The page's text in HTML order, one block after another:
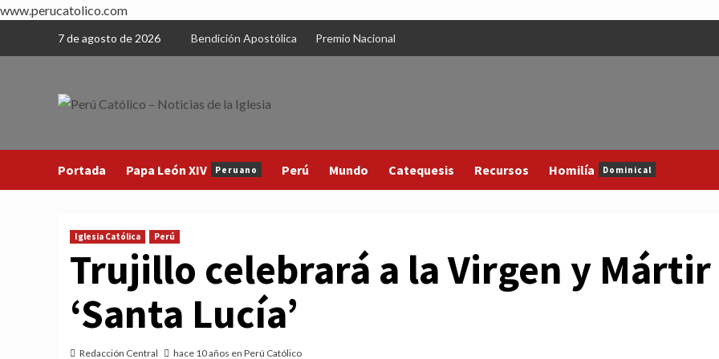
www.perucatolico.com
7 de agosto de 2026 Bendición Apostólica Premio Nacional
Portada Papa León XIV Peruano Perú Mundo Catequesis Recursos Homilía Dominical
Iglesia Católica Perú
Trujillo celebrará a la Virgen y Mártir
‘Santa Lucía’
Redacción Central hace 10 años en Perú Católico